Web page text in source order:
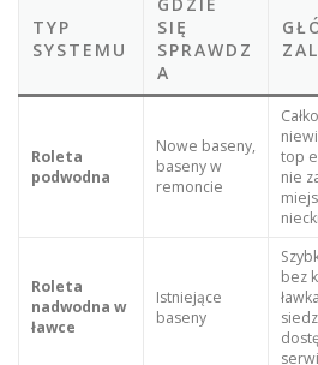
TYP
SYSTEMU
SIĘ
SPRAWDZ
A
Roleta
podwodna
Nowe baseny,
baseny w
remoncie
top
nie
niecki
Roleta
nadwodna w
ławce
Istniejące
baseny
bez